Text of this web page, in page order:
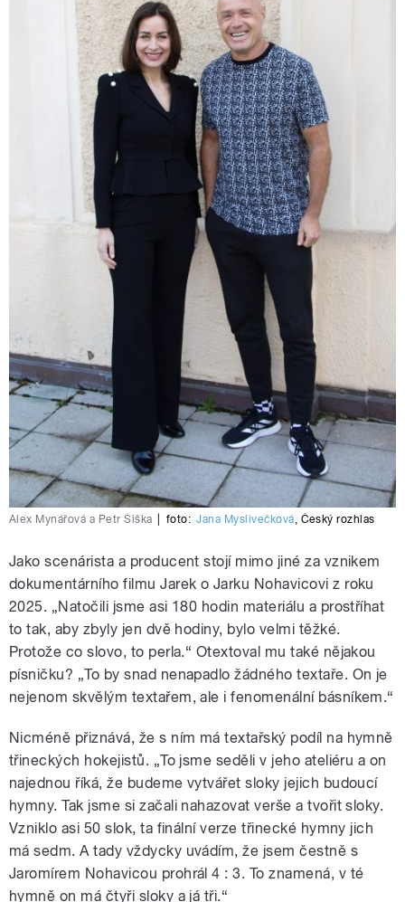
Alex Mynářová a Petr Šiška foto: Jana Myslivečková, Český rozhlas
Jako scenárista a producent stojí mimo jiné za vznikem
dokumentárního filmu Jarek o Jarku Nohavicovi z roku
2025. „Natočili jsme asi 180 hodin materiálu a prostříhat
to tak, aby zbyly jen dvě hodiny, bylo velmi těžké.
Protože co slovo, to perla.“ Otextoval mu také nějakou
písničku? „To by snad nenapadlo žádného textaře. On je
nejenom skvělým textařem, ale i fenomenální básníkem.“
Nicméně přiznává, že s ním má textařský podíl na hymně
třineckých hokejistů. „To jsme seděli v jeho ateliéru a on
najednou říká, že budeme vytvářet sloky jejich budoucí
hymny. Tak jsme si začali nahazovat verše a tvořit sloky.
Vzniklo asi 50 slok, ta finální verze třinecké hymny jich
má sedm. A tady vždycky uvádím, že jsem čestně s
Jaromírem Nohavicou prohrál 4 : 3. To znamená, v té
hymně on má čtyři sloky a já tři.“